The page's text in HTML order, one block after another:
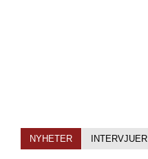
NYHETER INTERVJUER